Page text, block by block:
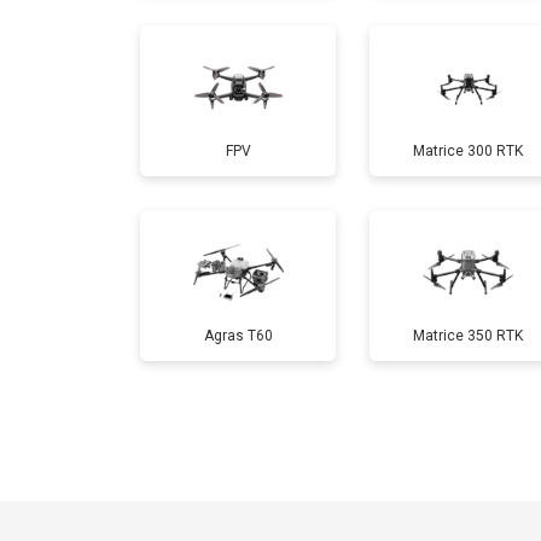
Настройка шифрования Wi-Fi
Прошивка
Замена материнской платы
Ремонт корпуса
FPV Matrice 300 RTK
Agras T60 Matrice 350 RTK